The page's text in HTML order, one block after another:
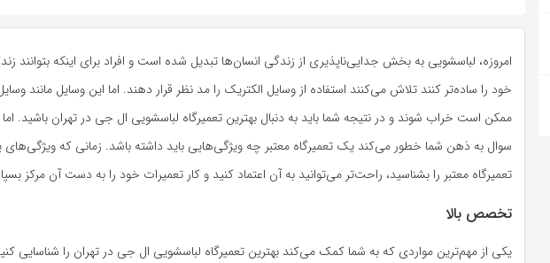
امروزه، لباسشویی به بخش جدایی‌ناپذیری از زندگی انسان‌ها تبدیل شده است و افراد برای اینکه بتوانند
خود را ساده‌تر کنند تلاش می‌کنند استفاده از وسایل الکتریک را مد نظر قرار دهند. اما این وسایل مانند
ممکن است خراب شوند و در نتیجه شما باید به دنبال بهترین تعمیرگاه لباسشویی ال جی در تهران باشید. اما
سوال به ذهن شما خطور می‌کند یک تعمیرگاه معتبر چه ویژگی‌هایی باید داشته باشد. زمانی که
تعمیرگاه معتبر را بشناسید، راحت‌تر می‌توانید به آن اعتماد کنید و کار تعمیرات خود را به دست آن مرکز
تخصص بالا
یکی از مهم‌ترین مواردی که به شما کمک می‌کند بهترین تعمیرگاه لباسشویی ال جی در تهران را شناسایی